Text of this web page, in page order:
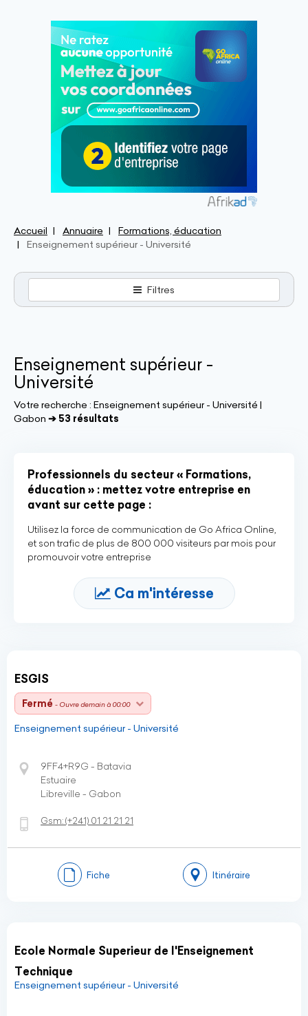
Accueil Annuaire
Formations, éducation
Enseignement supérieur - Université
Filtres
Enseignement supérieur -
Université
Votre recherche : Enseignement supérieur - Université |
Gabon ➔ 53 résultats
Professionnels du secteur « Formations,
éducation » : mettez votre entreprise en
avant sur cette page :
Utilisez la force de communication de Go Africa Online,
et son trafic de plus de 800 000 visiteurs par mois pour
promouvoir votre entreprise
Ca m'intéresse
ESGIS
Fermé - Ouvre demain à 00:00
Enseignement supérieur - Université
9FF4+R9G - Batavia
Estuaire
Libreville - Gabon
Gsm:(+241) 01 21 21 21
Fiche Itinéraire
Ecole Normale Superieur de l'Enseignement
Technique
Enseignement supérieur - Université